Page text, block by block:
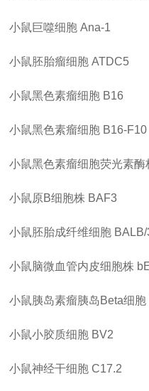
小鼠巨噬细胞 Ana-1
小鼠胚胎瘤细胞 ATDC5
小鼠黑色素瘤细胞 B16
小鼠黑色素瘤细胞 B16-F10
小鼠黑色素瘤细胞荧光素酶
小鼠原B细胞株 BAF3
小鼠胚胎成纤维细胞
小鼠脑微血管内皮细胞株
小鼠胰岛素瘤胰岛Beta细胞
小鼠小胶质细胞 BV2
小鼠神经干细胞 C17.2